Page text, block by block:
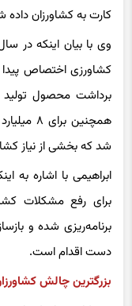
کارت به کشاورزان داده
برداشت محصول تولید
همچنین
شد که بخشی از نیاز
ابراهیمی با اشاره به
برای رفع مشکلات
برنامه‌ریزی شده و
دست اقدام است.
بزرگترین چالش